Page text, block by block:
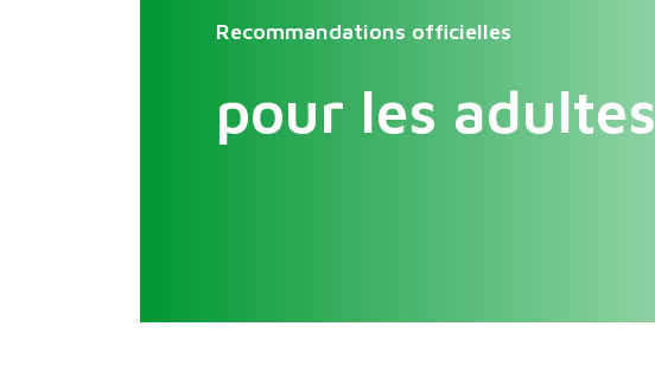
Recommandations officielles
pour les adultes